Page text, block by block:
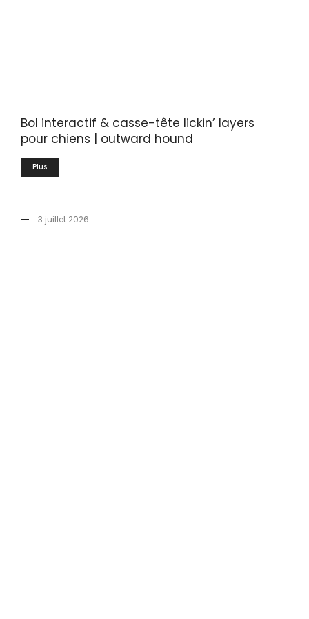
Bol interactif & casse-tête lickin’ layers
pour chiens | outward hound
Plus
3 juillet 2026